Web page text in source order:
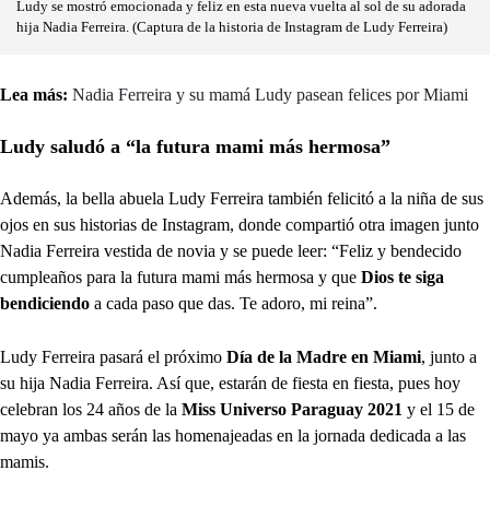
Ludy se mostró emocionada y feliz en esta nueva vuelta al sol de su adorada
hija Nadia Ferreira. (Captura de la historia de Instagram de Ludy Ferreira)
Lea más: Nadia Ferreira y su mamá Ludy pasean felices por Miami
Ludy saludó a “la futura mami más hermosa”
Además, la bella abuela Ludy Ferreira también felicitó a la niña de sus
ojos en sus historias de Instagram, donde compartió otra imagen junto
Nadia Ferreira vestida de novia y se puede leer: “Feliz y bendecido
cumpleaños para la futura mami más hermosa y que Dios te siga
bendiciendo a cada paso que das. Te adoro, mi reina”.
Ludy Ferreira pasará el próximo Día de la Madre en Miami, junto a
su hija Nadia Ferreira. Así que, estarán de fiesta en fiesta, pues hoy
celebran los 24 años de la Miss Universo Paraguay 2021 y el 15 de
mayo ya ambas serán las homenajeadas en la jornada dedicada a las
mamis.